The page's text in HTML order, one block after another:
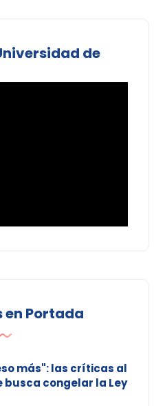
de
en Portada
más": las críticas al
busca congelar la Ley